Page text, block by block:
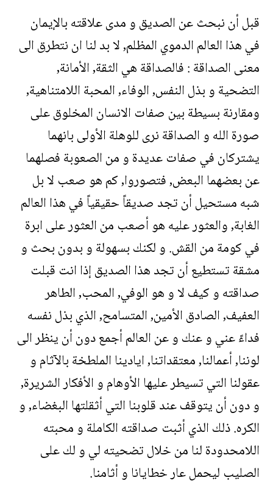
قبل أن نبحث عن الصديق و مدى علاقته بالإيمان
في هذا العالم الدموي المظلم, لا بد لنا ان نتطرق الى
معنى الصداقة : فالصداقة هي الثقة, الأمانة,
التضحية و بذل النفس, الوفاء, المحبة اللامتناهية,
ومقارنة بسيطة بين صفات الانسان المخلوق على
صورة الله و الصداقة نرى للوهلة الأولى بانهما
يشتركان في صفات عديدة و من الصعوبة فصلهما
عن بعضهما البعض, فتصوروا, كم هو صعب لا بل
شبه مستحيل أن تجد صديقاً حقيقياً في هذا العالم
الغابة, والعثور عليه هو أصعب من العثور على ابرة
في كومة من القش. و لكنك بسهولة و بدون بحث و
مشقة تستطيع أن تجد هذا الصديق إذا انت قبلت
صداقته و كيف لا و هو الوفي, المحب, الطاهر
العفيف, الصادق الأمين, المتسامح, الذي بذل نفسه
فداءً عني و عنك و عن العالم أجمع دون أن ينظر الى
لوننا, أعمالنا, معتقداتنا, ايادينا الملطخة بالآثام و
عقولنا التي تسيطر عليها الأوهام و الأفكار الشريرة,
و دون أن يتوقف عند قلوبنا التي أثقلتها البغضاء, و
الكره. ذلك الذي أثبت صداقته الكاملة و محبته
اللامحدودة لنا من خلال تضحيته لي و لك على
الصليب ليحمل عار خطايانا و أثامنا.